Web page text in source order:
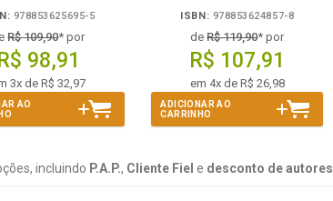
978853625695-5
R$ 109,90* por
R$ 98,91
3x de R$ 32,97
AO
ISBN: 978853624857-8
deR$ 119,90* por
R$ 107,91
em 4x de R$ 26,98
ADICIONAR AO
CARRINHO
incluindo P.A.P., Cliente Fiel e desconto de autores